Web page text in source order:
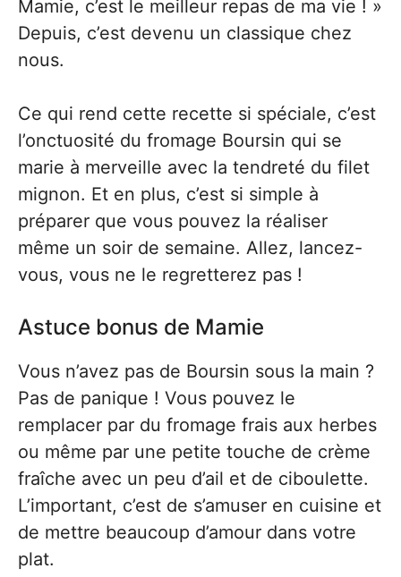
Mamie, c’est le meilleur repas de ma vie ! »
Depuis, c’est devenu un classique chez
nous.
Ce qui rend cette recette si spéciale, c’est
l’onctuosité du fromage Boursin qui se
marie à merveille avec la tendreté du filet
mignon. Et en plus, c’est si simple à
préparer que vous pouvez la réaliser
même un soir de semaine. Allez, lancez-
vous, vous ne le regretterez pas !
Astuce bonus de Mamie
Vous n’avez pas de Boursin sous la main ?
Pas de panique ! Vous pouvez le
remplacer par du fromage frais aux herbes
ou même par une petite touche de crème
fraîche avec un peu d’ail et de ciboulette.
L’important, c’est de s’amuser en cuisine et
de mettre beaucoup d’amour dans votre
plat.